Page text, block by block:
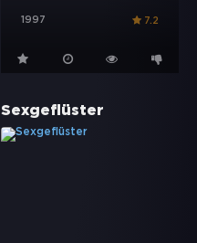
1997 7.2
Sexgeflüster